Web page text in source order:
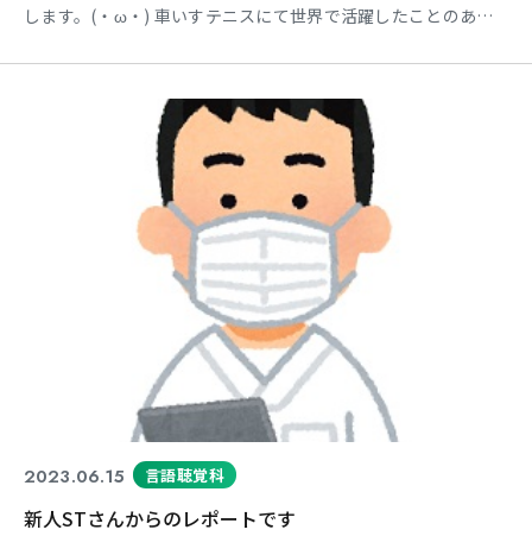
します。(・ω・) 車いすテニスにて世界で活躍したことのある
車いすは、通常の車椅子とは異なり、タイヤが大きく「ハの
字」に外側へ開いています。 これはキャンバー角といい、旋回
性を高めてターンしやすくするためのしくみとなっています！
2023.06.15 言語聴覚科
新人STさんからのレポートです